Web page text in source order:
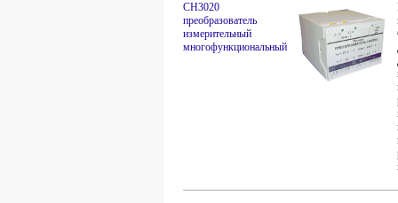
СН3020
преобразователь
измерительный
многофункциональный